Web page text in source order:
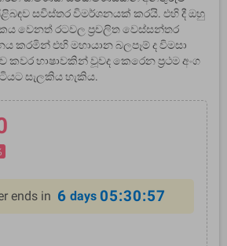
සවිස්තර විමර්ශනයක් කරයි. එහි දී ඔහු
වෙනත් රටවල ප්‍රචලිත වෙස්සන්තර
කරමින් එහි මහායාන බලපෑම් ද විමසා
කවර භාෂාවකින් වූවද කෙරෙන ප්‍රථම අංග
සැලකිය හැකිය.
ends in 6 days 05:30:57